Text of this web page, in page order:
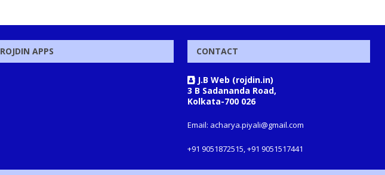
ROJDIN APPS CONTACT
J.B Web (rojdin.in)
3 B Sadananda Road,
Kolkata-700 026
Email: acharya.piyali@gmail.com
+91 9051872515, +91 9051517441